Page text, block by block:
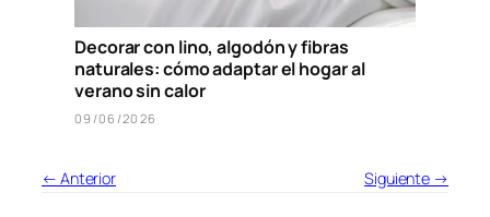
Decorar con lino, algodón y fibras
naturales: cómo adaptar el hogar al
verano sin calor
09/06/2026
← Anterior Siguiente →